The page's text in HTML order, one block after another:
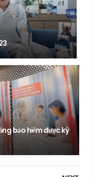
bảo hiểm được ký